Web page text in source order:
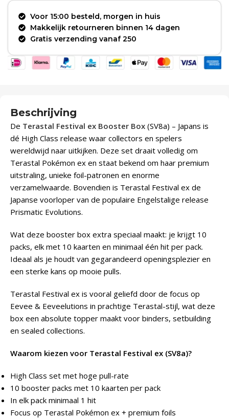
Voor 15:00 besteld, morgen in huis
Makkelijk retourneren binnen 14 dagen
Gratis verzending vanaf 250
Beschrijving
De Terastal Festival ex Booster Box (SV8a) – Japans is
dé High Class release waar collectors en spelers
wereldwijd naar uitkijken. Deze set draait volledig om
Terastal Pokémon ex en staat bekend om haar premium
uitstraling, unieke foil-patronen en enorme
verzamelwaarde. Bovendien is Terastal Festival ex de
Japanse voorloper van de populaire Engelstalige release
Prismatic Evolutions.
Wat deze booster box extra speciaal maakt: je krijgt 10
packs, elk met 10 kaarten en minimaal één hit per pack.
Ideaal als je houdt van gegarandeerd openingsplezier en
een sterke kans op mooie pulls.
Terastal Festival ex is vooral geliefd door de focus op
Eevee & Eeveelutions in prachtige Terastal-stijl, wat deze
box een absolute topper maakt voor binders, setbuilding
en sealed collections.
Waarom kiezen voor Terastal Festival ex (SV8a)?
High Class set met hoge pull-rate
10 booster packs met 10 kaarten per pack
In elk pack minimaal 1 hit
Focus op Terastal Pokémon ex + premium foils